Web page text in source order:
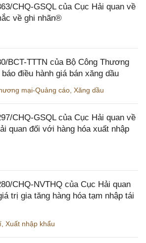
CHQ-GSQL của Cục Hải quan về
về ghi nhãn®
BCT-TTTN của Bộ Công Thương
điều hành giá bán xăng dầu
mại-Quảng cáo Xăng dầu
CHQ-GSQL của Cục Hải quan về
quan đối với hàng hóa xuất nhập
CHQ-NVTHQ của Cục Hải quan
trị gia tăng hàng hóa tạm nhập tái
Xuất nhập khẩu